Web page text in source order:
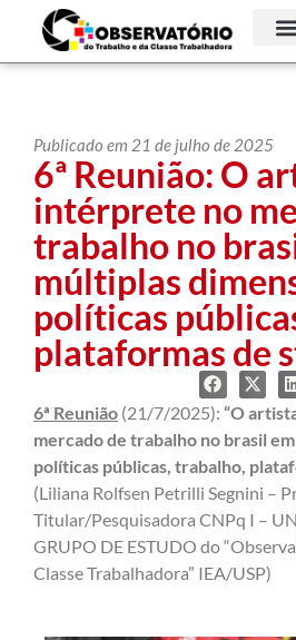
Publicado em 21 de julho de 2025
6ª Reunião: O
intérprete no
trabalho no
múltiplas
políticas
plataformas de
6ª Reunião (21/7/2025): “O
mercado de trabalho no brasil
políticas públicas, trabalho,
(Liliana Rolfsen Petrilli Segnini –
Titular/Pesquisadora CNPq I –
GRUPO DE ESTUDO do
Classe Trabalhadora” IEA/USP)